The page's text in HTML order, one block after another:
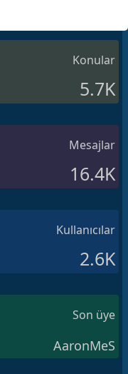
Konular
5.7K
Mesajlar
16.4K
Kullanıcılar
2.6K
Son üye
AaronMeS